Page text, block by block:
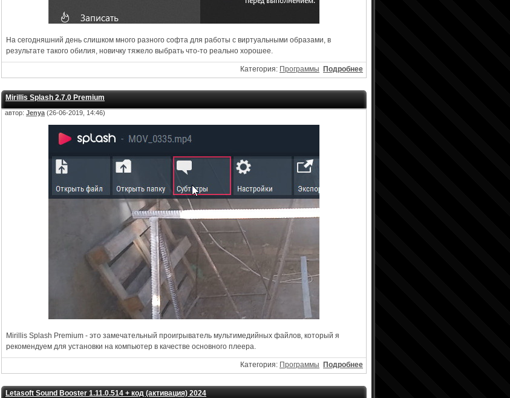
На сегодняшний день слишком много разного софта для работы с виртуальными образами, в
результате такого обилия, новичку тяжело выбрать что-то реально хорошее.
Категория: Программы Подробнее
Mirillis Splash 2.7.0 Premium
автор: Jenya (26-06-2019, 14:46)
Mirillis Splash Premium - это замечательный проигрыватель мультимедийных файлов, который я
рекомендуем для установки на компьютер в качестве основного плеера.
Категория: Программы Подробнее
Letasoft Sound Booster 1.11.0.514 + код (активация) 2024